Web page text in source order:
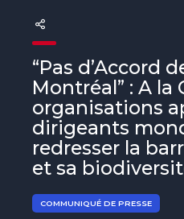
Beyond Plastic Med : BeMed
OACIS
Initiative Homme - Faune
The Green Shift Initiative
“Pas d’Accord
Montréal” : A la
organisations
dirigeants
redresser la
et sa
COMMUNIQUÉ DE PRESSE